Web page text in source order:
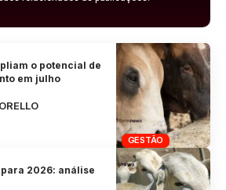
GESTÃO
o potencial de
em julho
2026: análise